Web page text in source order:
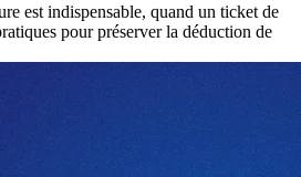
est indispensable, quand un ticket de
pour préserver la déduction de